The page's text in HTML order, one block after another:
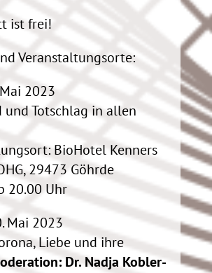
ist frei!
Veranstaltungsorte:
2023
und Totschlag in allen
BioHotel Kenners
29473 Göhrde
20.00 Uhr
Mai 2023
Liebe und ihre
Dr. Nadja Kobler-